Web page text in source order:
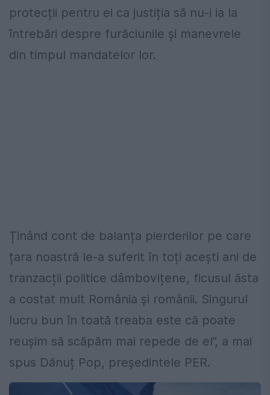
protecții pentru ei ca justiția să nu-i ia la
întrebări despre furăciunile și manevrele
din timpul mandatelor lor.
Ținând cont de balanța pierderilor pe care
țara noastră le-a suferit în toți acești ani de
tranzacții politice dâmbovițene, ficusul ăsta
a costat mult România și românii. Singurul
lucru bun în toată treaba este că poate
reușim să scăpăm mai repede de el”, a mai
spus Dănuț Pop, președintele PER.